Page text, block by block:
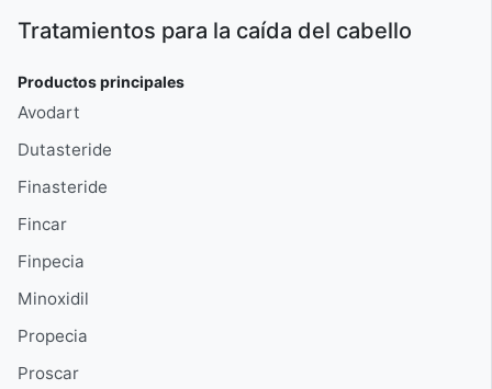
Tratamientos para la caída del cabello
Productos principales
Avodart
Dutasteride
Finasteride
Fincar
Finpecia
Minoxidil
Propecia
Proscar